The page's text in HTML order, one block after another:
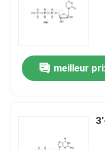
Produits
meilleur